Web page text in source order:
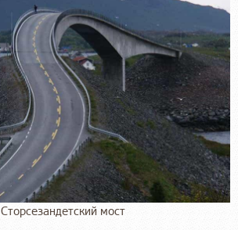
Сторсезандетский мост